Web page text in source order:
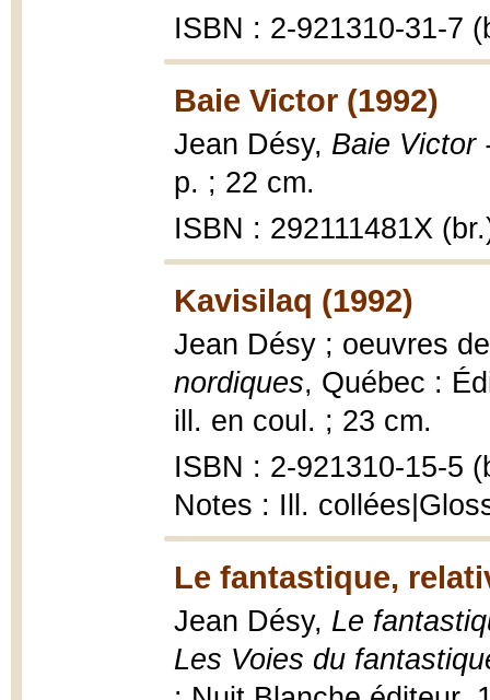
ISBN : 2-921310-31-7
Baie Victor (1992)
Jean Désy, Baie Victor
p. ; 22 cm.
ISBN : 292111481X
Kavisilaq (1992)
Jean Désy ; oeuvres
nordiques, Québec :
ill. en coul. ; 23 cm.
ISBN : 2-921310-15-5
Notes : Ill.
Le fantastique,
Jean Désy, Le
Les Voies du